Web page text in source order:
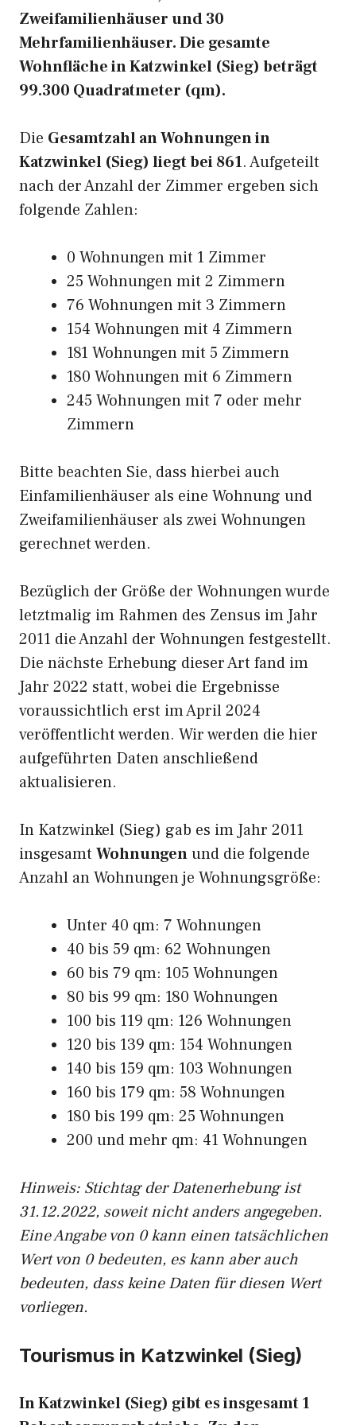
Zweifamilienhäuser und 30
Mehrfamilienhäuser. Die gesamte
Wohnfläche in Katzwinkel (Sieg) beträgt
99.300 Quadratmeter (qm).
Die Gesamtzahl an Wohnungen in
Katzwinkel (Sieg) liegt bei 861. Aufgeteilt
nach der Anzahl der Zimmer ergeben sich
folgende Zahlen:
0 Wohnungen mit 1 Zimmer
25 Wohnungen mit 2 Zimmern
76 Wohnungen mit 3 Zimmern
154 Wohnungen mit 4 Zimmern
181 Wohnungen mit 5 Zimmern
180 Wohnungen mit 6 Zimmern
245 Wohnungen mit 7 oder mehr
Zimmern
Bitte beachten Sie, dass hierbei auch
Einfamilienhäuser als eine Wohnung und
Zweifamilienhäuser als zwei Wohnungen
gerechnet werden.
Bezüglich der Größe der Wohnungen wurde
letztmalig im Rahmen des Zensus im Jahr
2011 die Anzahl der Wohnungen festgestellt.
Die nächste Erhebung dieser Art fand im
Jahr 2022 statt, wobei die Ergebnisse
voraussichtlich erst im April 2024
veröffentlicht werden. Wir werden die hier
aufgeführten Daten anschließend
aktualisieren.
In Katzwinkel (Sieg) gab es im Jahr 2011
insgesamt Wohnungenund die folgende
Anzahl an Wohnungen je Wohnungsgröße:
Unter 40 qm: 7 Wohnungen
40 bis 59 qm: 62 Wohnungen
60 bis 79 qm: 105 Wohnungen
80 bis 99 qm: 180 Wohnungen
100 bis 119 qm: 126 Wohnungen
120 bis 139 qm: 154 Wohnungen
140 bis 159 qm: 103 Wohnungen
160 bis 179 qm: 58 Wohnungen
180 bis 199 qm: 25 Wohnungen
200 und mehr qm: 41 Wohnungen
Hinweis: Stichtag der Datenerhebung ist
31.12.2022, soweit nicht anders angegeben.
Eine Angabe von 0 kann einen tatsächlichen
Wert von 0 bedeuten, es kann aber auch
bedeuten, dass keine Daten für diesen Wert
vorliegen.
Tourismus in Katzwinkel (Sieg)
In Katzwinkel (Sieg) gibt es insgesamt 1